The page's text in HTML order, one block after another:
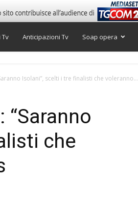
Tv Anticipazioni Tv Soap opera
Isolani”, scelti i tre finalisti che voleranno...
“Saranno
che